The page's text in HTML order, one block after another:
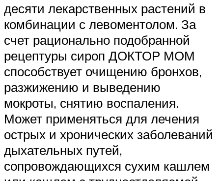
десяти лекарственных растений в
комбинации с левоментолом. За
счет рационально подобранной
рецептуры сироп ДОКТОР МОМ
способствует очищению бронхов,
разжижению и выведению
мокроты, снятию воспаления.
Может применяться для лечения
острых и хронических заболеваний
дыхательных путей,
сопровождающихся сухим кашлем